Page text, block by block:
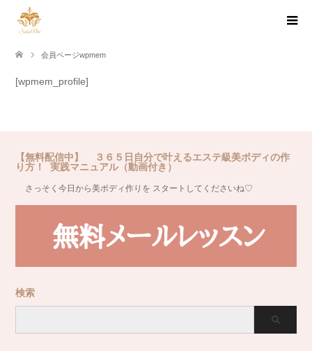
会員ページwpmem
[wpmem_profile]
【無料配信中】 ３６５日自分で叶えるエステ級美ボディの作
り方！ 実践マニュアル（動画付き）
さっそく今日から美ボディ作りを スタートしてくださいね♡
検索